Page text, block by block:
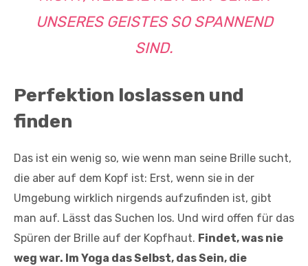
UNSERES GEISTES SO SPANNEND
SIND.
Perfektion loslassen und
finden
Das ist ein wenig so, wie wenn man seine Brille sucht,
die aber auf dem Kopf ist: Erst, wenn sie in der
Umgebung wirklich nirgends aufzufinden ist, gibt
man auf. Lässt das Suchen los. Und wird offen für das
Spüren der Brille auf der Kopfhaut. Findet, was nie
weg war. Im Yoga das Selbst, das Sein, die